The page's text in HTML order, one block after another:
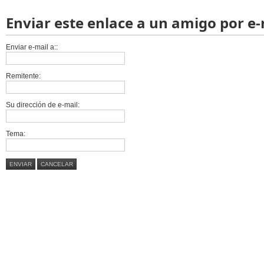
Enviar este enlace a un amigo por
Enviar e-mail a::
Remitente:
Su dirección de e-mail:
Tema:
ENVIAR CANCELAR